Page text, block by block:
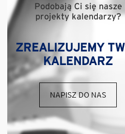
Podobają Ci się nasze
projekty kalendarzy?
ZREALIZUJEMY
KALENDARZ
NAPISZ DO NAS